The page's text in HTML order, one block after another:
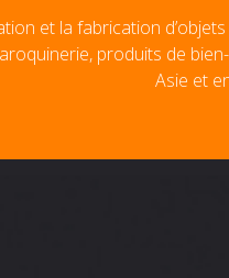
et la fabrication
produits de
Asie et